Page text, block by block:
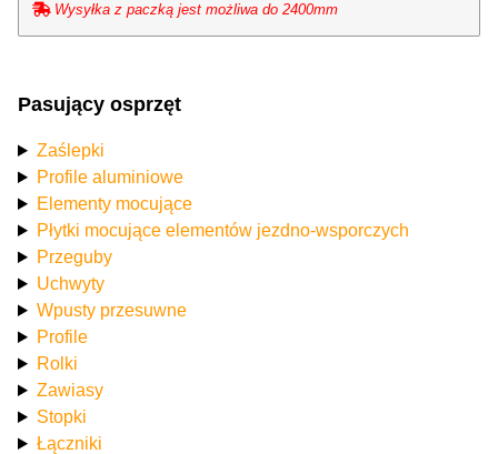
Wysyłka z paczką jest możliwa do 2400mm
Pasujący osprzęt
Zaślepki
Profile aluminiowe
Elementy mocujące
Płytki mocujące elementów jezdno-wsporczych
Przeguby
Uchwyty
Wpusty przesuwne
Profile
Rolki
Zawiasy
Stopki
Łączniki